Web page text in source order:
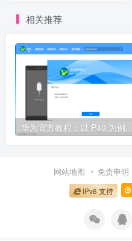
相关推荐
华为官方教程：以 P40 为例，鸿蒙 OS 2.0 Beta 版本回退到 EMUI 11 稳定版
网站地图 免责申明
IPv6 支持